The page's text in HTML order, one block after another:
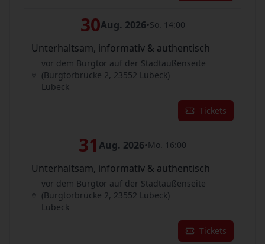
30Aug. 2026•So. 14:00
Unterhaltsam, informativ & authentisch
vor dem Burgtor auf der Stadtaußenseite
(Burgtorbrücke 2, 23552 Lübeck)
Lübeck
Tickets
31 Aug. 2026•Mo. 16:00
Unterhaltsam, informativ & authentisch
vor dem Burgtor auf der Stadtaußenseite
(Burgtorbrücke 2, 23552 Lübeck)
Lübeck
Tickets